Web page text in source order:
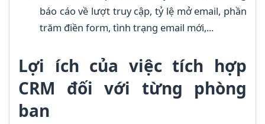
báo cáo về lượt truy cập, tỷ lệ mở email, phần
trăm điền form, tình trạng email mới,...
Lợi ích của việc tích hợp
CRM đối với từng phòng
ban